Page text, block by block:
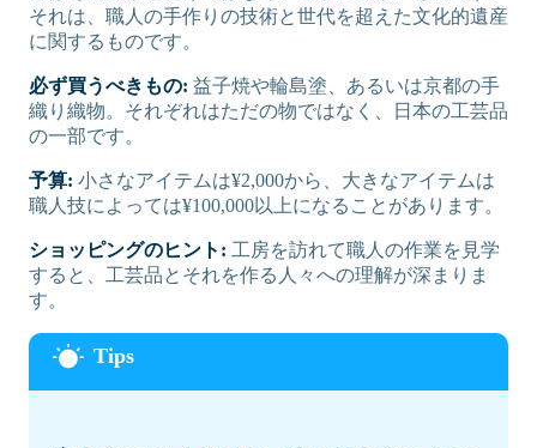
それは、職人の手作りの技術と世代を超えた文化的遺産
に関するものです。
必ず買うべきもの: 益子焼や輪島塗、あるいは京都の手
織り織物。それぞれはただの物ではなく、日本の工芸品
の一部です。
予算: 小さなアイテムは¥2,000から、大きなアイテムは
職人技によっては¥100,000以上になることがあります。
ショッピングのヒント: 工房を訪れて職人の作業を見学
すると、工芸品とそれを作る人々への理解が深まりま
す。